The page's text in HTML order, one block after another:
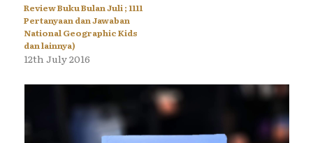
Review Buku Bulan Juli ; 1111
Pertanyaan dan Jawaban
National Geographic Kids
dan lainnya)
12th July 2016